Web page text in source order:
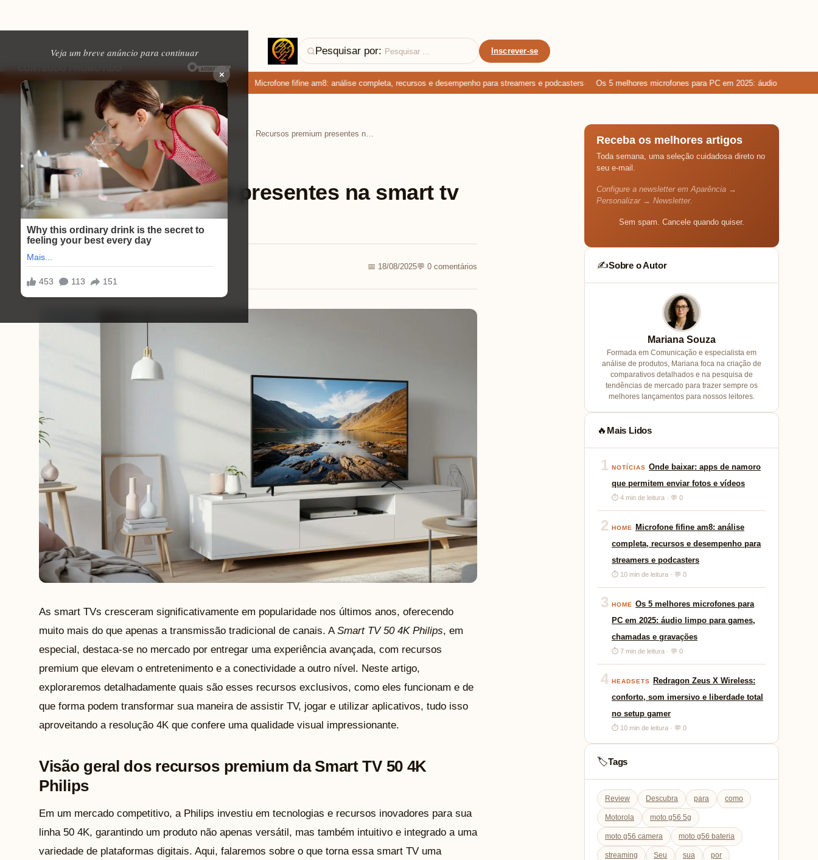
Veja um breve anúncio para continuar
×
Pesquisar por: Inscrever-se
EM ALTA
baixar: apps de namoro que permitem enviar fotos e vídeos Microfone fifine am8: análise completa, recursos e desempenho para streamers e podcasters Os 5 melhores microfones para PC em 2025: áudio limpo para
Tecnologia e Eletrônicos Tvs Smart ›
Tvs Smart ⏱ 12 min de leitura
Recursos premium presentes na smart tv
50 4k philips
📅 18/08/2025💬 0 comentários
As smart TVs cresceram significativamente em popularidade nos últimos anos, oferecendo
muito mais do que apenas a transmissão tradicional de canais. ASmart TV 50 4K Philips, em
especial, destaca-se no mercado por entregar uma experiência avançada, com recursos
premium que elevam o entretenimento e a conectividade a outro nível. Neste artigo,
exploraremos detalhadamente quais são esses recursos exclusivos, como eles funcionam e de
que forma podem transformar sua maneira de assistir TV, jogar e utilizar aplicativos, tudo isso
aproveitando a resolução 4K que confere uma qualidade visual impressionante.
Visão geral dos recursos premium da Smart TV 50 4K
Philips
Em um mercado competitivo, a Philips investiu em tecnologias e recursos inovadores para sua
linha 50 4K, garantindo um produto não apenas versátil, mas também intuitivo e integrado a uma
variedade de plataformas digitais. Aqui, falaremos sobre o que torna essa smart TV uma
Receba os melhores artigos
Toda semana, uma seleção cuidadosa direto no
seu e-mail.
Configure a newsletter em Aparência →
Personalizar → Newsletter.
Sem spam. Cancele quando quiser.
✍️Sobre o Autor
Mariana Souza
Formada em Comunicação e especialista em
análise de produtos, Mariana foca na criação de
comparativos detalhados e na pesquisa de
tendências de mercado para trazer sempre os
melhores lançamentos para nossos leitores.
🔥 Mais Lidos
1 NOTÍCIAS Onde baixar: apps de namoro
que permitem enviar fotos e vídeos
⏱ 4 min de leitura · 💬 0
2 HOME
Microfone fifine am8: análise
completa, recursos e desempenho para
streamers e podcasters
⏱ 10 min de leitura · 💬 0
3 HOME
Os 5 melhores microfones para
PC em 2025: áudio limpo para games,
chamadas e gravações
⏱ 7 min de leitura · 💬 0
4 HEADSETS
Redragon Zeus X Wireless:
conforto, som imersivo e liberdade total
no setup gamer
⏱ 10 min de leitura · 💬 0
🏷️Tags
Review Descubra para como
Motorola moto g56 5g
moto g56 camera moto g56 bateria
streaming Seu sua por